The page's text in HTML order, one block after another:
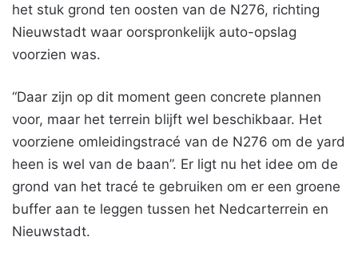
het stuk grond ten oosten van de N276, richting
Nieuwstadt waar oorspronkelijk auto-opslag
voorzien was.
“Daar zijn op dit moment geen concrete plannen
voor, maar het terrein blijft wel beschikbaar. Het
voorziene omleidingstracé van de N276 om de yard
heen is wel van de baan”. Er ligt nu het idee om de
grond van het tracé te gebruiken om er een groene
buffer aan te leggen tussen het Nedcarterrein en
Nieuwstadt.